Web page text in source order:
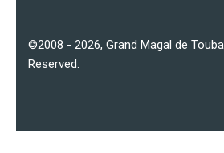
©2008 - 2026, Grand Magal de Touba
Reserved.